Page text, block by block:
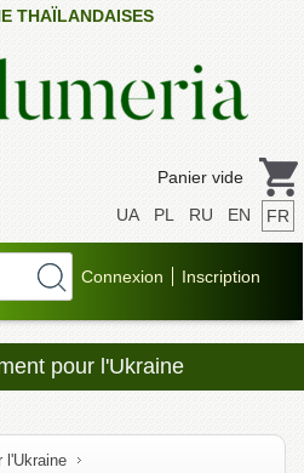
THAÏLANDAISES
Panier vide
UA
PL RU EN FR
pour l'Ukraine
l'Ukraine